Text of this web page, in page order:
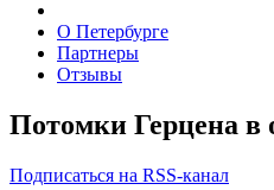
О Петербурге
Партнеры
Отзывы
Потомки Герцена в
Подписаться на RSS-канал